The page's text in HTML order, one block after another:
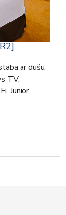
ar dušu,
TV,
Junior